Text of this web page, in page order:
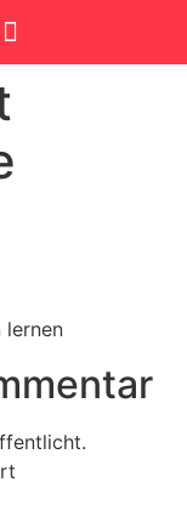
lernen